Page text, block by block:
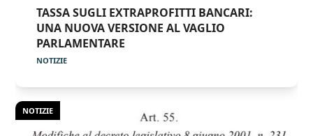
TASSA SUGLI EXTRAPROFITTI BANCARI:
UNA NUOVA VERSIONE AL VAGLIO
PARLAMENTARE
NOTIZIE
NOTIZIE